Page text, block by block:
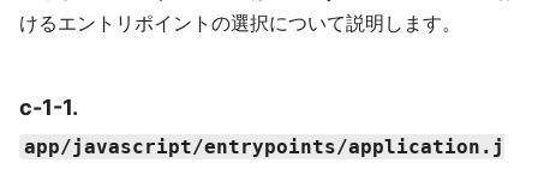
けるエントリポイントの選択について説明します。
c-1-1.
app/javascript/entrypoints/application.j